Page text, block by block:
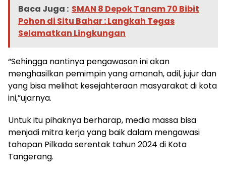
Baca Juga : SMAN 8 Depok Tanam 70 Bibit
Pohon di Situ Bahar : Langkah Tegas
Selamatkan Lingkungan
“Sehingga nantinya pengawasan ini akan
menghasilkan pemimpin yang amanah, adil, jujur dan
yang bisa melihat kesejahteraan masyarakat di kota
ini,”ujarnya.
Untuk itu pihaknya berharap, media massa bisa
menjadi mitra kerja yang baik dalam mengawasi
tahapan Pilkada serentak tahun 2024 di Kota
Tangerang.